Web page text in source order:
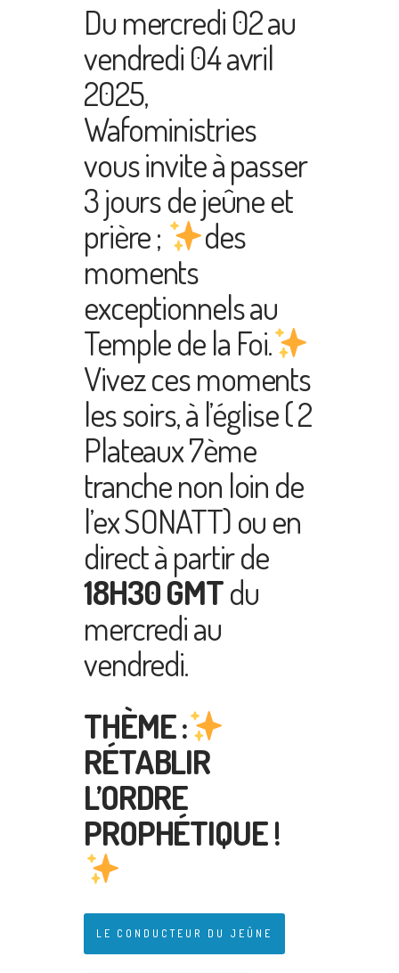
Du mercredi 02 au
vendredi 04 avril
2025,
Wafoministries
vous invite à passer
3 jours de jeûne et
prière ;
des
moments
exceptionnels au
Temple de la Foi.
Vivez ces moments
les soirs, à l’église ( 2
Plateaux 7ème
tranche non loin de
l’ex SONATT) ou en
direct à partir de
18H30 GMTdu
mercredi au
vendredi.
THÈME :
RÉTABLIR
L’ORDRE
PROPHÉTIQUE !
LE CONDUCTEUR DU JEÛNE